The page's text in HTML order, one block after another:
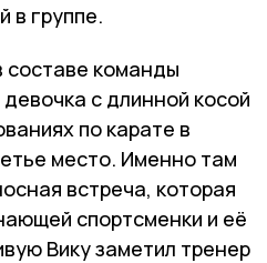
в группе.
составе команды
с длинной косой
по карате в
место. Именно там
встреча, которая
спортсменки и её
Вику заметил тренер